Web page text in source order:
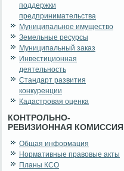
поддержки
предпринимательства
Муниципальное имущество
Земельные ресурсы
Муниципальный заказ
Инвестиционная
деятельность
Стандарт развития
конкуренции
Кадастровая оценка
КОНТРОЛЬНО-
РЕВИЗИОННАЯ КОМИССИЯ
Общая информация
Нормативные правовые акты
Планы КСО